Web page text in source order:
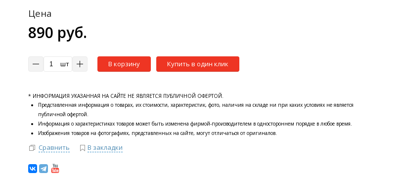
Цена
890 руб.
шт В корзину Купить в один клик
* ИНФОРМАЦИЯ УКАЗАННАЯ НА САЙТЕ НЕ ЯВЛЯЕТСЯ ПУБЛИЧНОЙ ОФЕРТОЙ.
Представленная информация о товарах, их стоимости, характеристик, фото, наличия на складе ни при каких условиях не является
публичной офертой.
Информация о характеристиках товаров может быть изменена фирмой-производителем в одностороннем порядке в любое время.
Изображения товаров на фотографиях, представленных на сайте, могут отличаться от оригиналов.
Сравнить В закладки